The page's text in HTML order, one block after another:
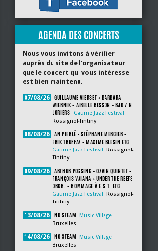
AGENDA DES CONCERTS
Nous vous invitons à vérifier
auprès du site de l’organisateur
que le concert qui vous intéresse
est bien maintenu.
07/08/26
GUILLAUME VIERSET + BARBARA
WIERNIK + AIRELLE BESSON + BJO / N.
LORIERS
Gaume Jazz Festival
Rossignol-Tintiny
08/08/26
AN PIERLÉ + STÉPHANE MERCIER +
ERIK TRUFFAZ + MAXIME BLESIN ETC
Gaume Jazz Festival
Rossignol-
Tintiny
09/08/26
ARTHUR POSSING + OZAIN QUINTET +
FRANÇOIS VAIANA + UNDER THE REEFS
ORCH. + HOMMAGE À E.S.T. ETC
Gaume Jazz Festival
Rossignol-
Tintiny
13/08/26 NO STEAM
Music Village
Bruxelles
14/08/26 NO STEAM
Music Village
Bruxelles